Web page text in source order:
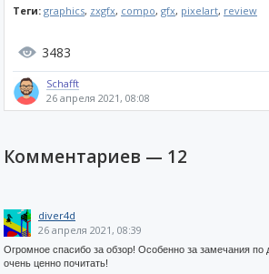
Теги: graphics, zxgfx, compo, gfx, pixelart, review
3483
Schafft
26 апреля 2021, 08:08
Комментариев — 12
diver4d
26 апреля 2021, 08:39
Огромное спасибо за обзор! Особенно за замечания
очень ценно почитать!